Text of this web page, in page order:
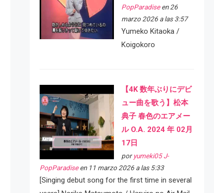
PopParadiseen 26
marzo 2026 a las 3:57
Yumeko Kitaoka /
Koigokoro
【4K 数年ぶりにデビ
ュー曲を歌う】松本
典子 春色のエアメー
ル O.A. 2024 年 02月
17日
por yumeki05 J-
PopParadiseen 11 marzo 2026 a las 5:33
[Singing debut song for the first time in several